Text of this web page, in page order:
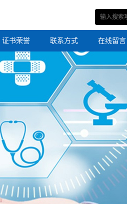
证书荣誉 联系方式 在线留言